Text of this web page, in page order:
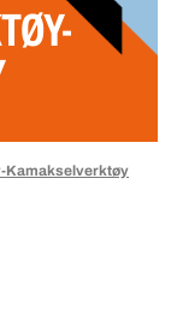
Kamakselverktøy